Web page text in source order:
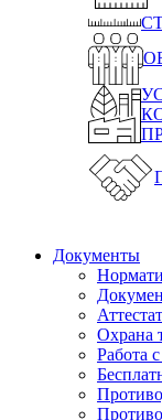
Документы
Охрана
Работа